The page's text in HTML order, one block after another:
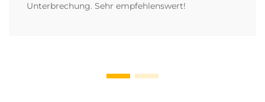
Unterbrechung. Sehr empfehlenswert!